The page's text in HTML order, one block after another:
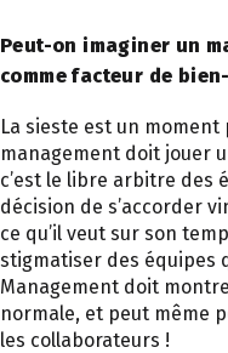
Peut-on imaginer un
comme facteur de
La sieste est un
management doit jouer
c’est le libre arbitre des
décision de s’accorder
ce qu’il veut sur son
stigmatiser des équipes
Management doit
normale, et peut même
les collaborateurs !